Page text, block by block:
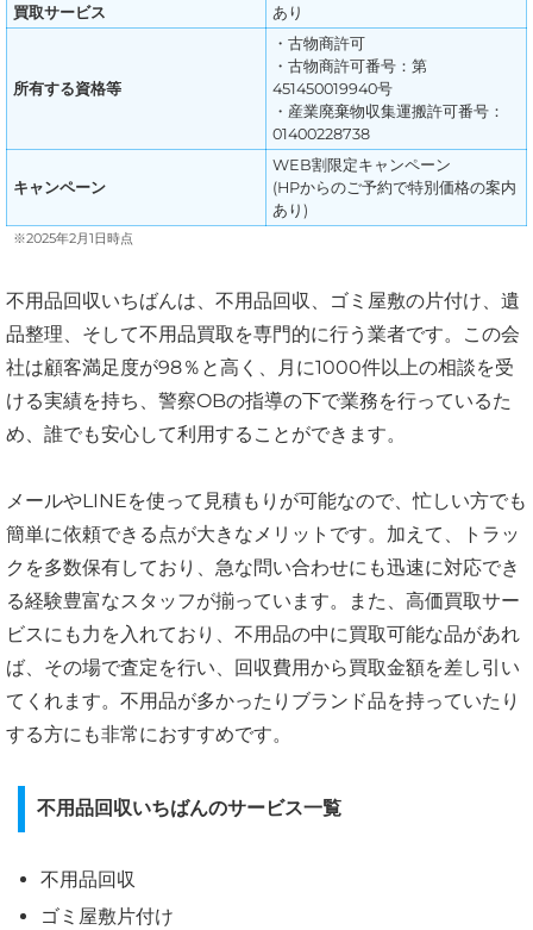
買取サービス あり
所有する資格等
・古物商許可
・古物商許可番号：第
451450019940号
・産業廃棄物収集運搬許可番号：
01400228738
キャンペーン
WEB割限定キャンペーン
(HPからのご予約で特別価格の案内
あり)
※2025年2月1日時点
不用品回収いちばんは、不用品回収、ゴミ屋敷の片付け、遺
品整理、そして不用品買取を専門的に行う業者です。この会
社は顧客満足度が98％と高く、月に1000件以上の相談を受
ける実績を持ち、警察OBの指導の下で業務を行っているた
め、誰でも安心して利用することができます。
メールやLINEを使って見積もりが可能なので、忙しい方でも
簡単に依頼できる点が大きなメリットです。加えて、トラッ
クを多数保有しており、急な問い合わせにも迅速に対応でき
る経験豊富なスタッフが揃っています。また、高価買取サー
ビスにも力を入れており、不用品の中に買取可能な品があれ
ば、その場で査定を行い、回収費用から買取金額を差し引い
てくれます。不用品が多かったりブランド品を持っていたり
する方にも非常におすすめです。
不用品回収いちばんのサービス一覧
不用品回収
ゴミ屋敷片付け